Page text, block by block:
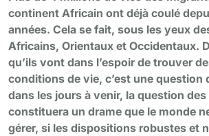
continent Africain ont déjà coulé
années. Cela se fait, sous les yeux
Africains, Orientaux et Occidentaux.
qu’ils vont dans l’espoir de trouver
conditions de vie, c’est une question
dans les jours à venir, la question
constituera un drame que le monde
gérer, si les dispositions robustes et